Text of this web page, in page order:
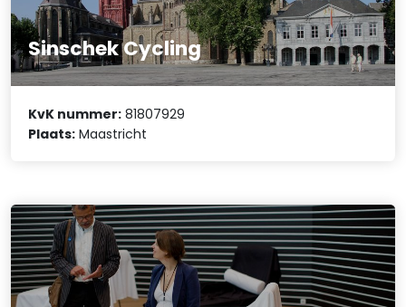
Sinschek Cycling
KvK nummer: 81807929
Plaats: Maastricht